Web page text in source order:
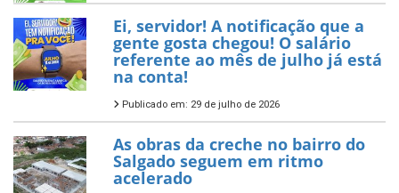
Ei, servidor! A notificação que a
gente gosta chegou! O salário
referente ao mês de julho já está
na conta!
Publicado em: 29 de julho de 2026
As obras da creche no bairro do
Salgado seguem em ritmo
acelerado